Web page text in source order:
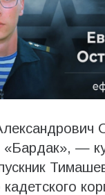
«Бардак», —
кадетского